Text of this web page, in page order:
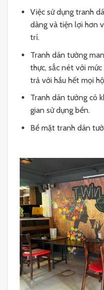
Việc sử dụng tranh
dàng và tiện lợi hơn
trí.
Tranh dán tường
thực, sắc nét với
trả với hầu hết mọi
Tranh dán tường có
gian sử dụng bền.
Bề mặt tranh dán